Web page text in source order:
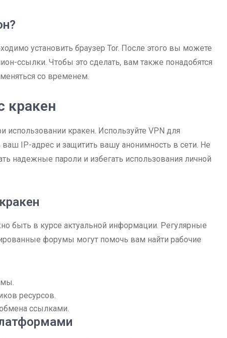
установить браузер Tor. После этого вы можете
ссылки. Чтобы это сделать, вам также понадобятся
со временем.
кракен
использовании кракен. Используйте VPN для
IP-адрес и защитить вашу анонимность в сети. Не
надежные пароли и избегать использования личной
быть в курсе актуальной информации. Регулярные
форумы могут помочь вам найти рабочие
ресурсов.
ссылками.